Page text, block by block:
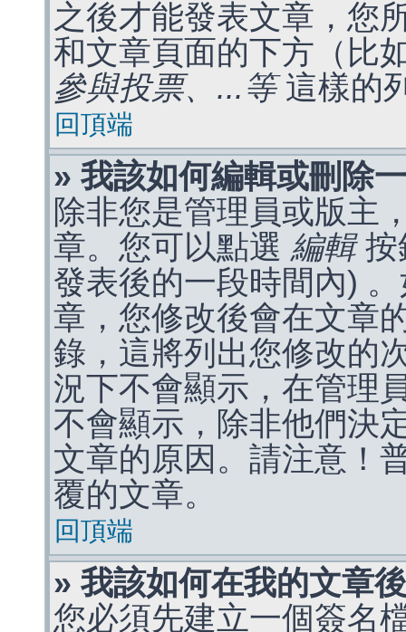
之後才能發表文章，您
和文章頁面的下方（比
參與投票、...等這樣的
回頂端
» 我該如何編輯或刪除
除非您是管理員或版主
章。您可以點選 編輯按
發表後的一段時間內)
章，您修改後會在文章
錄，這將列出您修改的
況下不會顯示，在管理
不會顯示，除非他們決
文章的原因。請注意！
覆的文章。
回頂端
» 我該如何在我的文章
您必須先建立一個簽名